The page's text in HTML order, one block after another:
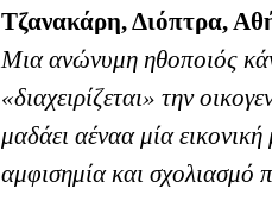
Τζανακάρη, Διόπτρα,
Μια ανώνυμη ηθοποιός
«διαχειρίζεται» την
μαδάει αέναα μία
αμφισημία και σχολιασμό